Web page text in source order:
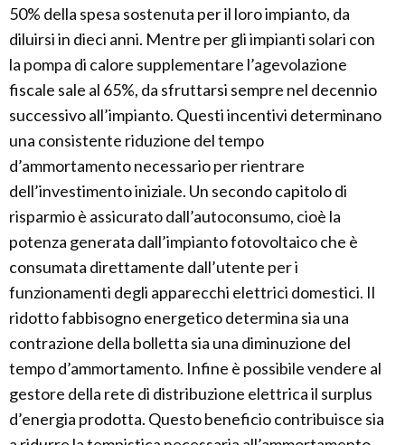
50% della spesa sostenuta per il loro impianto, da
diluirsi in dieci anni. Mentre per gli impianti solari con
la pompa di calore supplementare l’agevolazione
fiscale sale al 65%, da sfruttarsi sempre nel decennio
successivo all’impianto. Questi incentivi determinano
una consistente riduzione del tempo
d’ammortamento necessario per rientrare
dell’investimento iniziale. Un secondo capitolo di
risparmio è assicurato dall’autoconsumo, cioè la
potenza generata dall’impianto fotovoltaico che è
consumata direttamente dall’utente per i
funzionamenti degli apparecchi elettrici domestici. Il
ridotto fabbisogno energetico determina sia una
contrazione della bolletta sia una diminuzione del
tempo d’ammortamento. Infine è possibile vendere al
gestore della rete di distribuzione elettrica il surplus
d’energia prodotta. Questo beneficio contribuisce sia